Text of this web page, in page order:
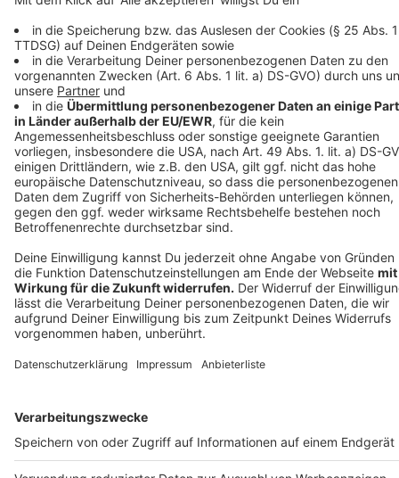
Erlassen und Entscheidungen der Bundes- und
Landesregierung. Die Seiten des
Bundesgesundheitsministeriums
(www.bundesgesundheitsministerium.de/coronavirus),
der NRW-Staatskanzlei (
NRW-Ministeriums für Arbeit, Gesundheit und Soziales
(www.mags.nrw.de) und des NRW-Ministeriums für
Kinder, Familie, Flüchtlinge und Integration
(www.mkffi.nrw.de) geben weitere Infos zu aktuellen
Entwicklungen. Eine Übersicht der Corona-Maßnahmen
in den Niederlanden, Deutschland und Belgien findet
sind wichtige Entwicklungen auf:www.staedteregion-
aachen.de/corona.
Anzeige
Anzeige